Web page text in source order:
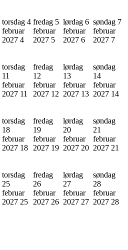
torsdag 4
februar
2027 4
fredag 5
februar
2027 5
lørdag 6
februar
2027 6
søndag 7
februar
2027 7
torsdag
11
februar
2027 11
fredag
12
februar
2027 12
lørdag
13
februar
2027 13
søndag
14
februar
2027 14
torsdag
18
februar
2027 18
fredag
19
februar
2027 19
lørdag
20
februar
2027 20
søndag
21
februar
2027 21
torsdag
25
februar
2027 25
fredag
26
februar
2027 26
lørdag
27
februar
2027 27
søndag
28
februar
2027 28